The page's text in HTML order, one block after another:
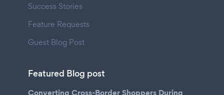
Success Stories
Feature Requests
Guest Blog Post
Featured Blog post
Converting Cross-Border Shoppers During